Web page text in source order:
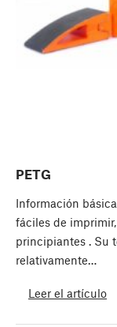
PETG
Información
fáciles de
principiantes . Su
relativamente…
Leer el artículo